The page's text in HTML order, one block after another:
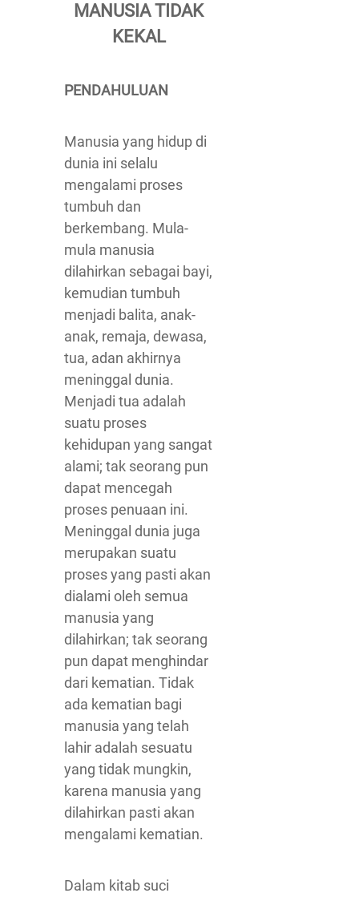
MANUSIA TIDAK
KEKAL
PENDAHULUAN
Manusia yang hidup di
dunia ini selalu
mengalami proses
tumbuh dan
berkembang. Mula-
mula manusia
dilahirkan sebagai bayi,
kemudian tumbuh
menjadi balita, anak-
anak, remaja, dewasa,
tua, adan akhirnya
meninggal dunia.
Menjadi tua adalah
suatu proses
kehidupan yang sangat
alami; tak seorang pun
dapat mencegah
proses penuaan ini.
Meninggal dunia juga
merupakan suatu
proses yang pasti akan
dialami oleh semua
manusia yang
dilahirkan; tak seorang
pun dapat menghindar
dari kematian. Tidak
ada kematian bagi
manusia yang telah
lahir adalah sesuatu
yang tidak mungkin,
karena manusia yang
dilahirkan pasti akan
mengalami kematian.
Dalam kitab suci